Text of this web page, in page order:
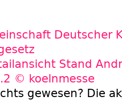
Deutscher
gewesen? Die